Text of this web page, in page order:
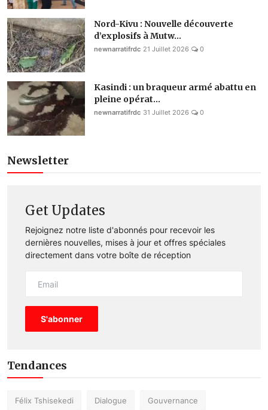
Nord-Kivu : Nouvelle découverte
d’explosifs à Mutw...
newnarratifrdc 21 Juillet 2026 0
Kasindi : un braqueur armé abattu en
pleine opérat...
newnarratifrdc 31 Juillet 2026 0
Newsletter
Get Updates
Rejoignez notre liste d'abonnés pour recevoir les
dernières nouvelles, mises à jour et offres spéciales
directement dans votre boîte de réception
S'abonner
Tendances
Félix Tshisekedi Dialogue Gouvernance